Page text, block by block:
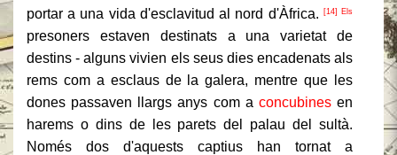
portar a una vida d'esclavitud al nord d'Àfrica.
[14] Els
presoners estaven destinats a una varietat de
destins - alguns vivien els seus dies encadenats als
rems com a esclaus de la galera, mentre que les
dones passaven llargs anys com a concubinesen
harems o dins de les parets del palau del sultà.
Només dos d'aquests captius han tornat a